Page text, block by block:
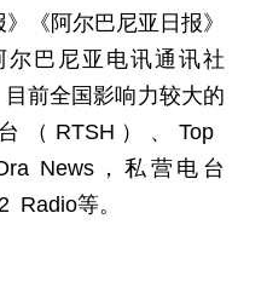
《阿尔巴尼亚日报》
尔巴尼亚电讯通讯社
目前全国影响力较大的
（RTSH）、Top
News，私营电台
Radio等。